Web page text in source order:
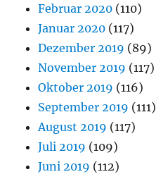
Februar 2020 (110)
Januar 2020 (117)
Dezember 2019 (89)
November 2019 (117)
Oktober 2019 (116)
September 2019 (111)
August 2019 (117)
Juli 2019 (109)
Juni 2019 (112)